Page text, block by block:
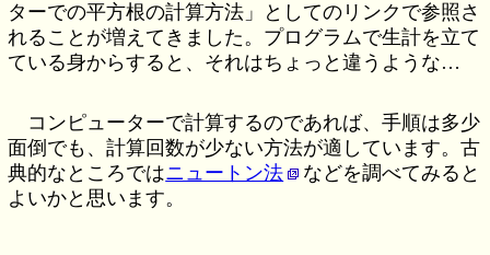
ターでの平方根の計算方法」としてのリンクで参照さ
れることが増えてきました。プログラムで生計を立て
ている身からすると、それはちょっと違うような…
コンピューターで計算するのであれば、手順は多少
面倒でも、計算回数が少ない方法が適しています。古
典的なところではニュートン法
などを調べてみると
よいかと思います。